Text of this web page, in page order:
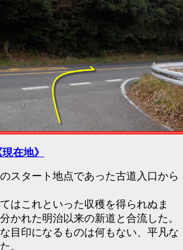
現在地》
スタート地点であった古道入口から
はこれといった収穫を得られぬま
かれた明治以来の新道と合流した。
目印になるものは何もない、平凡な
。